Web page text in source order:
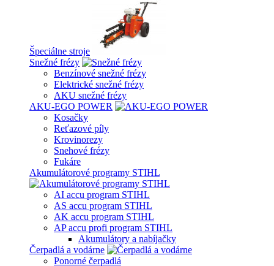
Špeciálne stroje
Snežné frézy
Benzínové snežné frézy
Elektrické snežné frézy
AKU snežné frézy
AKU-EGO POWER
Kosačky
Reťazové píly
Krovinorezy
Snehové frézy
Fukáre
Akumulátorové programy STIHL
AI accu program STIHL
AS accu program STIHL
AK accu program STIHL
AP accu profi program STIHL
Akumulátory a nabíjačky
Čerpadlá a vodárne
Ponorné čerpadlá